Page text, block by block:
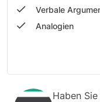
Verbale
Analogien
Numerisches
Zahlenreihen
Haben